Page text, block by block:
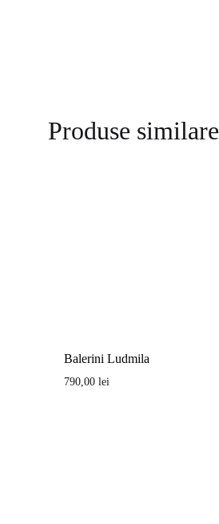
Produse similare
Balerini Ludmila
790,00 lei